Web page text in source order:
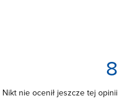
8
Nikt nie ocenił jeszcze tej opinii